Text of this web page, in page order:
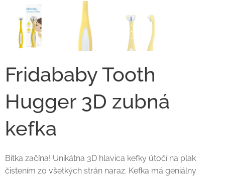
Fridababy Tooth
Hugger 3D zubná
kefka
Bitka začína! Unikátna 3D hlavica kefky útočí na plak
čistením zo všetkých strán naraz. Kefka má geniálny